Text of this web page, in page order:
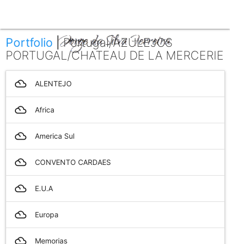
Portfolio |Portugal/AZULEJOS
PORTUGAL/CHATEAU DE LA MERCERIE
filter_drama ALENTEJO
filter_drama Africa
filter_drama America Sul
filter_drama CONVENTO CARDAES
filter_drama E.U.A
filter_drama Europa
filter_drama Memorias